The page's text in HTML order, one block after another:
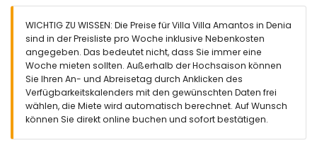
en-suite Badezimmer mit Doppelwaschbecken,
Badewanne, Dusche, Bidet und WC
en-suite Badezimmer mit Doppelwaschbecken, Dusche,
Bidet und WC
2 en-suite Badezimmer, jeweils mit Einzelwaschbecken,
Dusche und WC
Badezimmer mit Doppelwaschbecken, Dusche und WC
Innenbereich des Gästehauses
WICHTIG ZU WISSEN: Die Preise für Villa Villa Amantos in Denia
sind in der Preisliste pro Woche inklusive Nebenkosten
angegeben. Das bedeutet nicht, dass Sie immer eine
Woche mieten sollten. Außerhalb der Hochsaison können
Sie Ihren An- und Abreisetag durch Anklicken des
Verfügbarkeitskalenders mit den gewünschten Daten frei
wählen, die Miete wird automatisch berechnet. Auf Wunsch
können Sie direkt online buchen und sofort bestätigen.